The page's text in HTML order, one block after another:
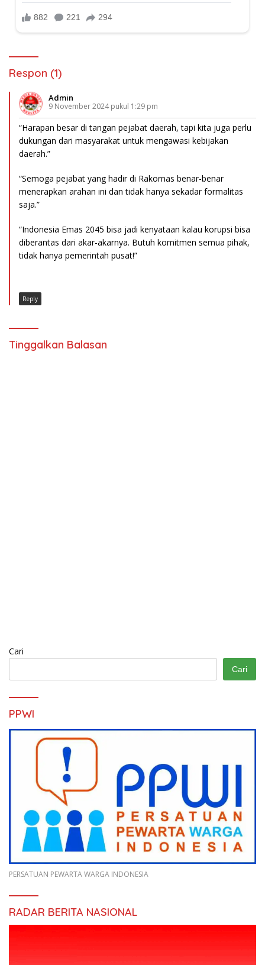
Respon (1)
Admin
9 November 2024 pukul 1:29 pm
“Harapan besar di tangan pejabat daerah, tapi kita juga perlu
dukungan dari masyarakat untuk mengawasi kebijakan
daerah.”
“Semoga pejabat yang hadir di Rakornas benar-benar
menerapkan arahan ini dan tidak hanya sekadar formalitas
saja.”
“Indonesia Emas 2045 bisa jadi kenyataan kalau korupsi bisa
diberantas dari akar-akarnya. Butuh komitmen semua pihak,
tidak hanya pemerintah pusat!”
Reply
Tinggalkan Balasan
Cari
Cari
PPWI
PERSATUAN PEWARTA WARGA INDONESIA
RADAR BERITA NASIONAL